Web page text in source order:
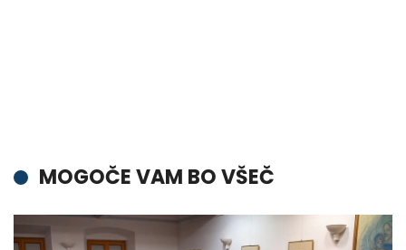
MOGOČE VAM BO VŠEČ